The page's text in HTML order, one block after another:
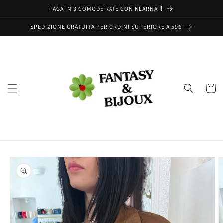
direttamentePAGA IN 3 COMODE RATE CON KLARNA ‼️
SPEDIZIONE GRATUITA PER ORDINI SUPERIORE A 59€
Carrello
Passa alle
informazioni
sul prodotto